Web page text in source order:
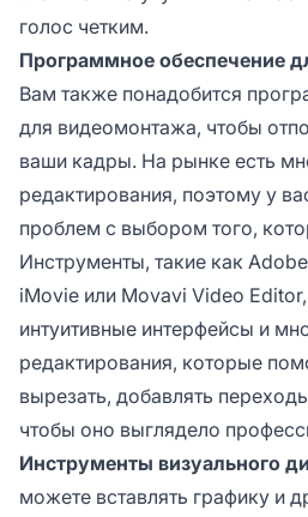
голос четким.
Программное обеспечение
Вам также понадобится
для видеомонтажа, чтобы
ваши кадры. На рынке есть
редактирования, поэтому у
проблем с выбором того,
Инструменты, такие как
iMovie или Movavi Video
интуитивные интерфейсы и
редактирования, которые
вырезать, добавлять
чтобы оно выглядело
Инструменты визуального
можете вставлять графику и